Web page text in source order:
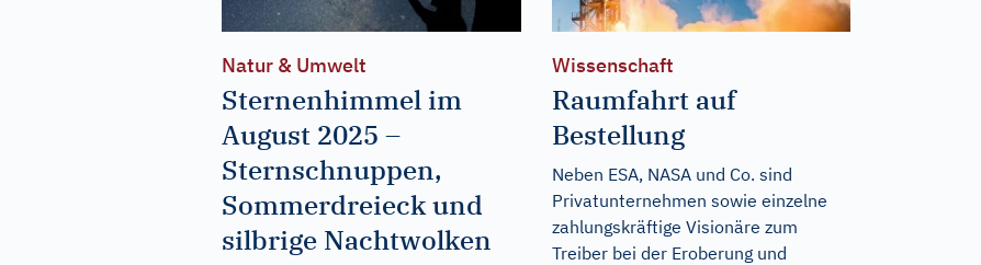
Natur & Umwelt
Sternenhimmel im
August 2025 –
Sternschnuppen,
Sommerdreieck und
silbrige Nachtwolken
Wissenschaft
Raumfahrt auf
Bestellung
Neben ESA, NASA und Co. sind
Privatunternehmen sowie einzelne
zahlungskräftige Visionäre zum
Treiber bei der Eroberung und